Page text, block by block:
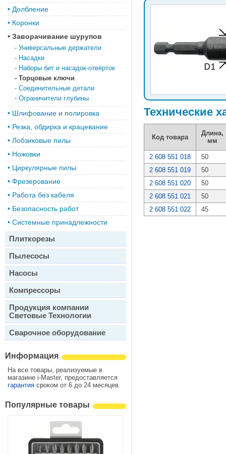
• Долбление
• Коронки
• Заворачивание шурупов
- Универсальные держатели
- Насадки
- Наборы бит и насадок-отвёрток
- Торцовые ключи
- Соединительные детали
- Ограничители глубины
• Шлифование и полировка
• Резка, обдирка и крацевание
• Лобзиковые пилы
• Ножовки
• Циркулярные пилы
• Фрезерование
• Работа без кабеля
• Безопасность работ
• Системные принадлежности
Плиткорезы
Пылесосы
Насосы
Компрессоры
Продукция компании
Световые Технологии
Сварочное оборудование
Информация
На все товары, реализуемые в
магазине i-Master, предоставляется
гарантия сроком от 6 до 24 месяцев.
Популярные товары
Технические
Код товара
Длина,
мм
2 608 551 018
50
2 608 551 019
50
2 608 551 020
50
2 608 551 021
50
2 608 551 022
45